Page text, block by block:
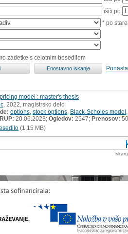
išči po
* po
zadetke s celotnim besedilom
model : master's thesis
, 2022, magistrsko delo
options stock options Black-Scholes model
20.06.2023; Ogledov: 2547; Prenosov: 50
(1,15 MB)